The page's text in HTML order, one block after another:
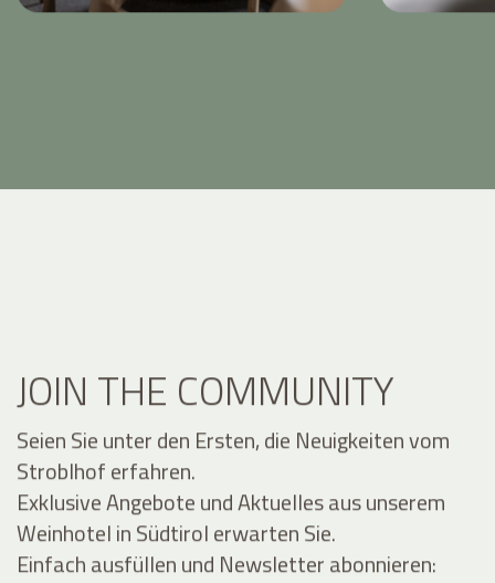
JOIN THE COMMUNITY
Seien Sie unter den Ersten, die Neuigkeiten vom
Stroblhof erfahren.
Exklusive Angebote und Aktuelles aus unserem
Weinhotel in Südtirol erwarten Sie.
Einfach ausfüllen und Newsletter abonnieren: